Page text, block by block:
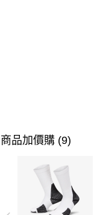
商品加價購 (9)